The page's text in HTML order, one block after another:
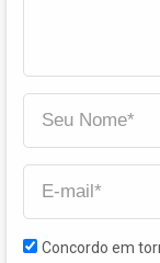
Concordo em